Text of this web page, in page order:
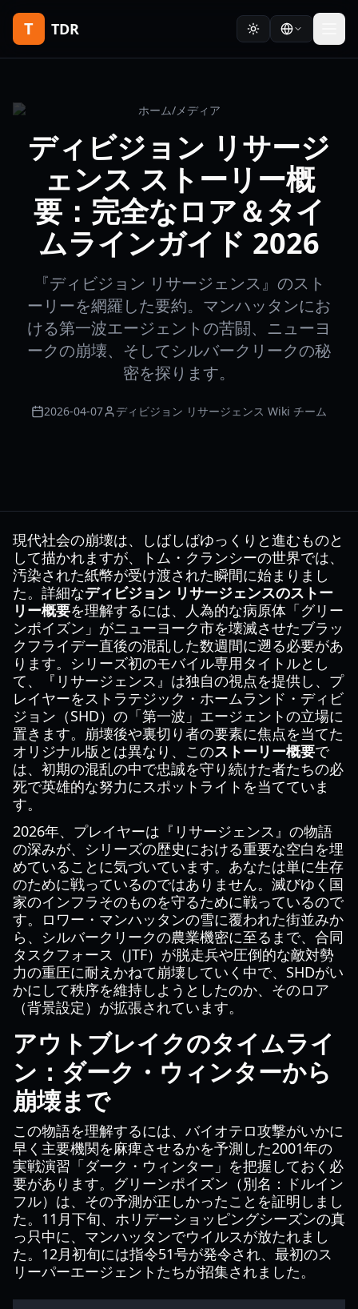
T TDR
ホーム/メディア
ディビジョン リサージ
ェンス ストーリー概
要：完全なロア＆タイ
ムラインガイド 2026
『ディビジョン リサージェンス』のスト
ーリーを網羅した要約。マンハッタンにお
ける第一波エージェントの苦闘、ニューヨ
ークの崩壊、そしてシルバークリークの秘
密を探ります。
2026-04-07 ディビジョン リサージェンス Wiki チーム
現代社会の崩壊は、しばしばゆっくりと進むものと
して描かれますが、トム・クランシーの世界では、
汚染された紙幣が受け渡された瞬間に始まりまし
た。詳細なディビジョン リサージェンスのストー
リー概要を理解するには、人為的な病原体「グリー
ンポイズン」がニューヨーク市を壊滅させたブラッ
クフライデー直後の混乱した数週間に遡る必要があ
ります。シリーズ初のモバイル専用タイトルとし
て、『リサージェンス』は独自の視点を提供し、プ
レイヤーをストラテジック・ホームランド・ディビ
ジョン（SHD）の「第一波」エージェントの立場に
置きます。崩壊後や裏切り者の要素に焦点を当てた
オリジナル版とは異なり、このストーリー概要で
は、初期の混乱の中で忠誠を守り続けた者たちの必
死で英雄的な努力にスポットライトを当てていま
す。
2026年、プレイヤーは『リサージェンス』の物語
の深みが、シリーズの歴史における重要な空白を埋
めていることに気づいています。あなたは単に生存
のために戦っているのではありません。滅びゆく国
家のインフラそのものを守るために戦っているので
す。ロワー・マンハッタンの雪に覆われた街並みか
ら、シルバークリークの農業機密に至るまで、合同
タスクフォース（JTF）が脱走兵や圧倒的な敵対勢
力の重圧に耐えかねて崩壊していく中で、SHDがい
かにして秩序を維持しようとしたのか、そのロア
（背景設定）が拡張されています。
アウトブレイクのタイムライ
ン：ダーク・ウィンターから
崩壊まで
この物語を理解するには、バイオテロ攻撃がいかに
早く主要機関を麻痺させるかを予測した2001年の
実戦演習「ダーク・ウィンター」を把握しておく必
要があります。グリーンポイズン（別名：ドルイン
フル）は、その予測が正しかったことを証明しまし
た。11月下旬、ホリデーショッピングシーズンの真
っ只中に、マンハッタンでウイルスが放たれまし
た。12月初旬には指令51号が発令され、最初のス
リーパーエージェントたちが招集されました。